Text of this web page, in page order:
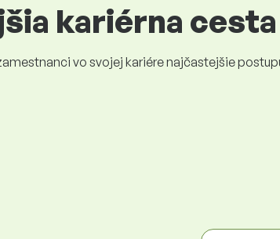
kariérna
vo svojej kariére najčastejšie